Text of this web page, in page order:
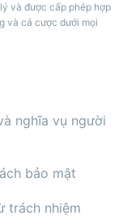
và được cấp phép hợp
và cá cược dưới mọi
nghĩa vụ người
bảo mật
trách nhiệm